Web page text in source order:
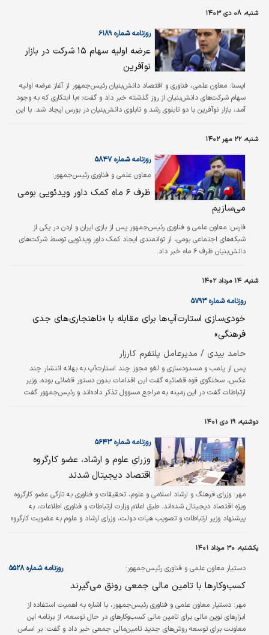
شنبه، ۰۸ دی ۱۴۰۳
روزنامه شماره ۶۱۸۹
عرضه اولیه سهام ۱۵ شرکت در بازار
نوآفرین
ایسنا: معاون علمی، فناوری و اقتصاد دانش‌بنیان رئیس‌جمهور از آغاز عرضه اولیه
سهام شرکت‌های دانش‌بنیان از روز گذشته خبر داد و گفت: «با ابتکاری که به وجود
آمد، بازار نوآفرین با دو تابلوی رشد و تابلوی دانش‌بنیان در بورس ایجاد شد. با این
شنبه، ۲۲ مهر ۱۴۰۲
معاون علمی و فناوری رئیس‌جمهور:
روزنامه شماره ۵۸۴۷
ظرف ۶ ماه کمک داور ویدئویی بومی
می‌سازیم
فارس: معاون علمی و فناوری رئیس‌جمهور پس از بازی ایران و اردن در یکی از
شبکه‌های اجتماعی بومی، از توانمندی ایجاد کمک داور ویدئویی توسط شرکت‌های
دانش‌بنیان ظرف ۶ ماه خبر داد.
شنبه، ۱۴ مرداد ۱۴۰۲
روزنامه شماره ۵۷۹۳
خودی‌سازی استارت‌آپ‌ها برای مقابله با «ناهنجاری‌های جدی
فرهنگی»
حامد بیدی / مدیرعامل پلتفرم کارزار
پس از پلمب و مسدودسازی و لغو مجوز چند استارت‌آپ به بهانه انتشار چند
عکس، سخنگوی قوه قضائیه گفت این اقدامات بدون دستور قضائی بوده، وزیر
ارتباطات گفت در این زمینه به مراجع مسوول تذکر داده‌اند و رئیس‌جمهور گفت
اظهارنظرها نگذشته که معاون علمی و فناوری رئیس‌جمهور مدعی شده برخی از
شرکت‌های اکوسیستم کارآفرینی استارت‌آپی، «ناهنجاری‌های جدی فرهنگی» دارند و
راه‌حل این معضل را ایجاد رقبای قوی برای استارت‌آپ‌ها از سوی «جریان‌های…
دوشنبه، ۱۹ دی ۱۴۰۱
روزنامه شماره ۵۶۴۳
وزرای علوم و ارشاد، عضو کارگروه
اقتصاد دیجیتال شدند
مهر: وزرای فرهنگ و ارشاد اسلامی و علوم، تحقیقات و فناوری به تازگی عضو کارگروه
ویژه اقتصاد دیجیتال شده‌اند. طبق اعلام وزارت ارتباطات و فناوری اطلاعات، به
پیشنهاد وزیر ارتباطات و تصویب هیات دولت، وزرای ارشاد و علوم به عضویت کارگروه
علمی و فناوری رئیس‌جمهور و رئیس کل بانک مرکزی پیش از این به عضویت کارگروه
ویژه اقتصاد دیجیتال درآمده بودند. کارگروه اقتصاد دیجیتال در دی ماه سال گذشته
برای راهبری و هماهنگی توسعه اقتصاد دیجیتال در…
یکشنبه، ۳۰ مرداد ۱۴۰۱
دستیار معاون علمی و فناوری رئیس‌جمهور: روزنامه شماره ۵۵۲۸
کسب‌وکارها با تامین مالی جمعی رونق می‌گیرند
مهر: دستیار معاون علمی و فناوری رئیس‌جمهور، با اشاره به اهمیت استفاده از
ابزارهای نوین مالی برای تامین مالی کسب‌وکارهای در حال توسعه، از برنامه این
معاونت برای توسعه روش‌های جدید تامین‌مالی جمعی خبر داد و گفت: بر اساس